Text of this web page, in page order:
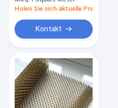
gewerblichen
Holen Sie sich aktuelle Preis
Kontakt